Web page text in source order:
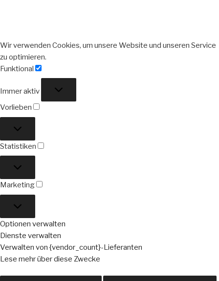
Wir verwenden Cookies, um unsere Website und unseren Service
zu optimieren.
Funktional
Immer aktiv
Vorlieben
Statistiken
Marketing
Optionen verwalten
Dienste verwalten
Verwalten von {vendor_count}-Lieferanten
Lese mehr über diese Zwecke